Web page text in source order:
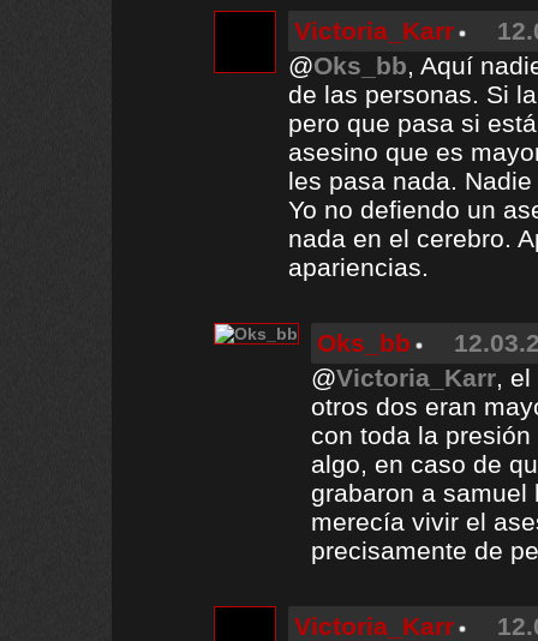
Victoria_Karr
@Oks_bb, Aquí
de las personas. Si
pero que pasa si
asesino que es
les pasa nada.
Yo no defiendo un
nada en el cerebro.
apariencias.
Oks_bb
@Victoria_Karr,
otros dos eran
con toda la
algo, en caso de
grabaron a samuel
merecía vivir el
precisamente de
Victoria_Karr